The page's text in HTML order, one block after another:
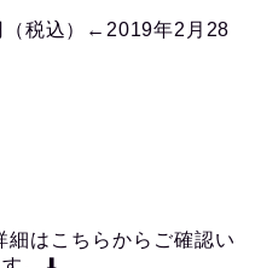
税込）←2019年2月28
はこちらからご確認い